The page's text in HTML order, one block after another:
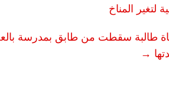
لتغير المناخ
طالبة سقطت من طابق بمدرسة
→